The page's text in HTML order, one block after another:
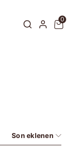
0
Son eklenen